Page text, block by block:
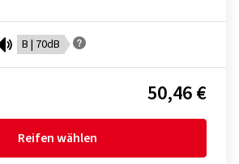
B | 70dB
50,46 €
Reifen wählen